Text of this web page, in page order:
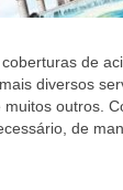
de
diversos
outros.
de